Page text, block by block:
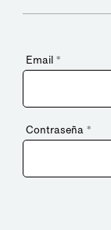
Email *
Contraseña *